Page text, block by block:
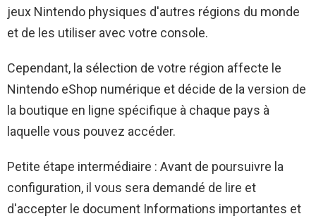
jeux Nintendo physiques d'autres régions du monde
et de les utiliser avec votre console.
Cependant, la sélection de votre région affecte le
Nintendo eShop numérique et décide de la version de
la boutique en ligne spécifique à chaque pays à
laquelle vous pouvez accéder.
Petite étape intermédiaire : Avant de poursuivre la
configuration, il vous sera demandé de lire et
d'accepter le document Informations importantes et